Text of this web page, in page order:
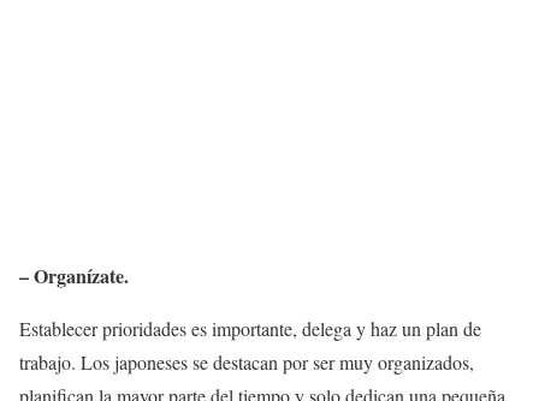
– Organízate.
Establecer prioridades es importante, delega y haz un plan de
trabajo. Los japoneses se destacan por ser muy organizados,
planifican la mayor parte del tiempo y solo dedican una pequeña